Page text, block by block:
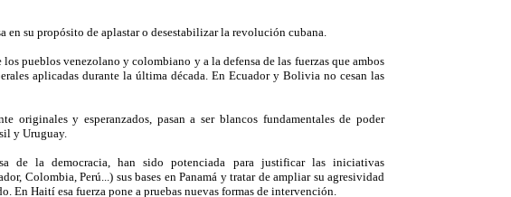
su propósito de aplastar o desestabilizar la revolución cubana.
pueblos venezolano y colombiano y a la defensa de las fuerzas que ambos
aplicadas durante la última década. En Ecuador y Bolivia no cesan las
originales y esperanzados, pasan a ser blancos fundamentales de poder
y Uruguay.
de la democracia, han sido potenciada para justificar las iniciativas
Colombia, Perú...) sus bases en Panamá y tratar de ampliar su agresividad
Haití esa fuerza pone a pruebas nuevas formas de intervención.